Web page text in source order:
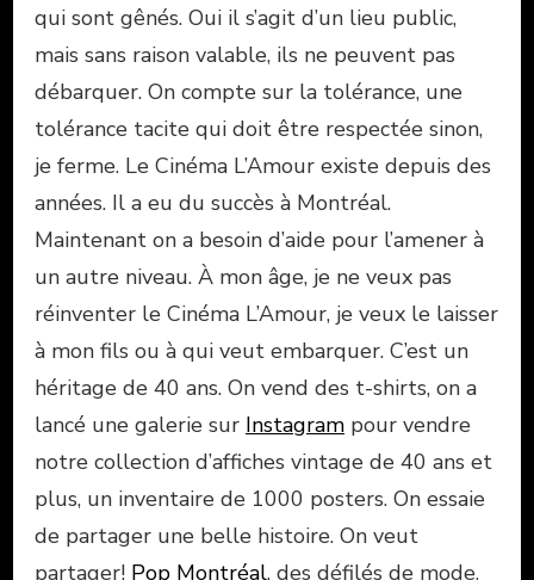
qui sont gênés. Oui il s’agit d’un lieu public,
mais sans raison valable, ils ne peuvent pas
débarquer. On compte sur la tolérance, une
tolérance tacite qui doit être respectée sinon,
je ferme. Le Cinéma L’Amour existe depuis des
années. Il a eu du succès à Montréal.
Maintenant on a besoin d’aide pour l’amener à
un autre niveau. À mon âge, je ne veux pas
réinventer le Cinéma L’Amour, je veux le laisser
à mon fils ou à qui veut embarquer. C’est un
héritage de 40 ans. On vend des t-shirts, on a
lancé une galerie sur Instagram pour vendre
notre collection d’affiches vintage de 40 ans et
plus, un inventaire de 1000 posters. On essaie
de partager une belle histoire. On veut
partager! Pop Montréal, des défilés de mode,